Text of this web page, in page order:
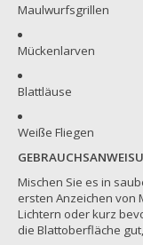
Maulwurfsgrillen
Mückenlarven
Blattläuse
Weiße Fliegen
Mischen Sie es in
ersten Anzeichen von
Lichtern oder kurz
die Blattoberfläche